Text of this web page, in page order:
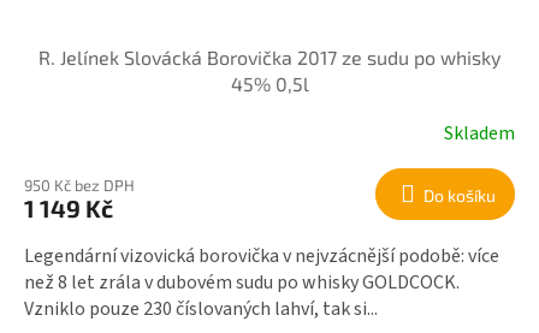
R. Jelínek Slovácká Borovička 2017 ze sudu po whisky
45% 0,5l
Skladem
950 Kč bez DPH
1 149 Kč Do košíku
Legendární vizovická borovička v nejvzácnější podobě: více
než 8 let zrála v dubovém sudu po whisky GOLDCOCK.
Vzniklo pouze 230 číslovaných lahví, tak si...